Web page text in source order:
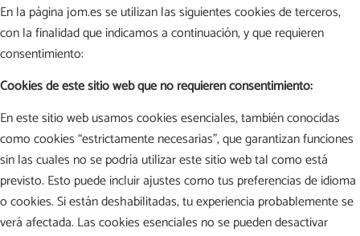
En la página jom.es se utilizan las siguientes cookies de terceros,
con la finalidad que indicamos a continuación, y que requieren
consentimiento:
Cookies de este sitio web que no requieren consentimiento:
En este sitio web usamos cookies esenciales, también conocidas
como cookies “estrictamente necesarias”, que garantizan funciones
sin las cuales no se podría utilizar este sitio web tal como está
previsto. Esto puede incluir ajustes como tus preferencias de idioma
o cookies. Si están deshabilitadas, tu experiencia probablemente se
verá afectada. Las cookies esenciales no se pueden desactivar